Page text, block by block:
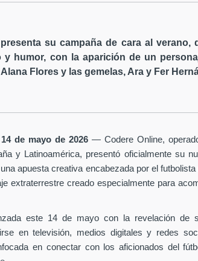
su campaña de cara al verano,
y humor, con la aparición de un
Flores y las gemelas, Ara y Fer
de mayo de 2026 — Codere Online,
y Latinoamérica, presentó oficialmente su
apuesta creativa encabezada por el
extraterrestre creado especialmente para
este 14 de mayo con la revelación de
en televisión, medios digitales y redes
en conectar con los aficionados del